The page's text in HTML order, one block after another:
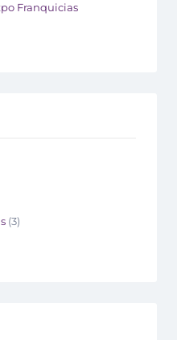
Franquicias
(3)